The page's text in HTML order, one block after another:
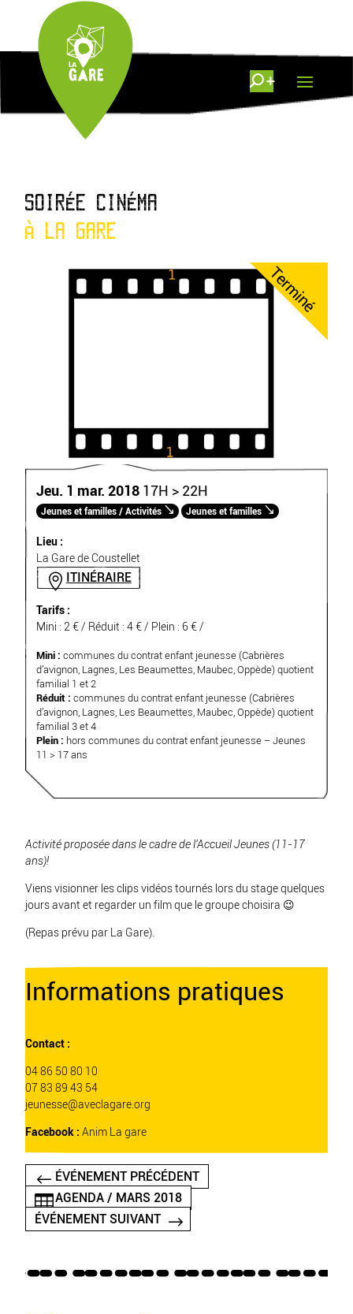
SOIRÉE CINÉMA
À LA GARE
Terminé
Jeu. 1 mar. 2018 17H > 22H
Jeunes et familles / Activités Jeunes et familles
Lieu :
La Gare de Coustellet
ITINÉRAIRE
Tarifs :
Mini : 2 € / Réduit : 4 € / Plein : 6 € /
Mini : communes du contrat enfant jeunesse (Cabrières
d’avignon, Lagnes, Les Beaumettes, Maubec, Oppède) quotient
familial 1 et 2
Réduit : communes du contrat enfant jeunesse (Cabrières
d’avignon, Lagnes, Les Beaumettes, Maubec, Oppède) quotient
familial 3 et 4
Plein : hors communes du contrat enfant jeunesse – Jeunes
11 > 17 ans
Activité proposée dans le cadre de l’Accueil Jeunes(11-17
ans)!
Viens visionner les clips vidéos tournés lors du stage quelques
jours avant et regarder un film que le groupe choisira 😉
(Repas prévu par La Gare).
Informations pratiques
Contact :
04 86 50 80 10
07 83 89 43 54
jeunesse@aveclagare.org
Facebook : Anim La gare
ÉVÉNEMENT PRÉCÉDENT
AGENDA / MARS 2018
ÉVÉNEMENT SUIVANT